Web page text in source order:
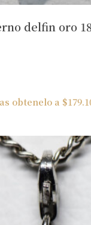
delfin oro
obtenelo a $